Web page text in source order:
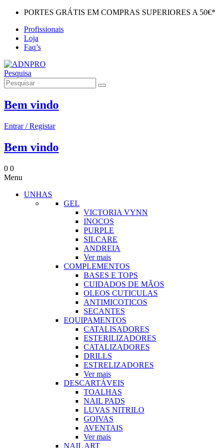
PORTES GRÁTIS EM COMPRAS SUPERIORES A 50€*
Profissionais
Loja
Faq’s
Pesquisa
Bem vindo
Entrar / Registar
Bem vindo
0 0
Menu
UNHAS
GEL
VICTORIA VYNN
INOCOS
PURPLE
SILCARE
ANDREIA
Ver mais
COMPLEMENTOS
BASES E TOPS
CUIDADOS DE MÃOS
OLEOS CUTICULAS
ANTIMICOTICOS
SECANTES
EQUIPAMENTOS
CATALISADORES
ESTERILIZADORES
CATALIZADORES
DRILLS
ESTRELIZADORES
Ver mais
DESCARTÁVEIS
TOALHAS
NAIL PADS
LUVAS NITRILO
GOIVAS
AVENTAIS
Ver mais
NAIL ART